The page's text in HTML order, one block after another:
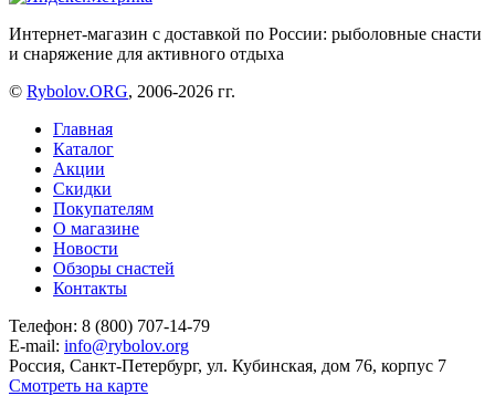
Интернет-магазин с доставкой по России: рыболовные снасти
и снаряжение для активного отдыха
© Rybolov.ORG, 2006-2026 гг.
Главная
Каталог
Акции
Скидки
Покупателям
О магазине
Новости
Обзоры снастей
Контакты
Телефон: 8 (800) 707-14-79
E-mail: info@rybolov.org
Россия, Санкт-Петербург, ул. Кубинская, дом 76, корпус 7
Смотреть на карте